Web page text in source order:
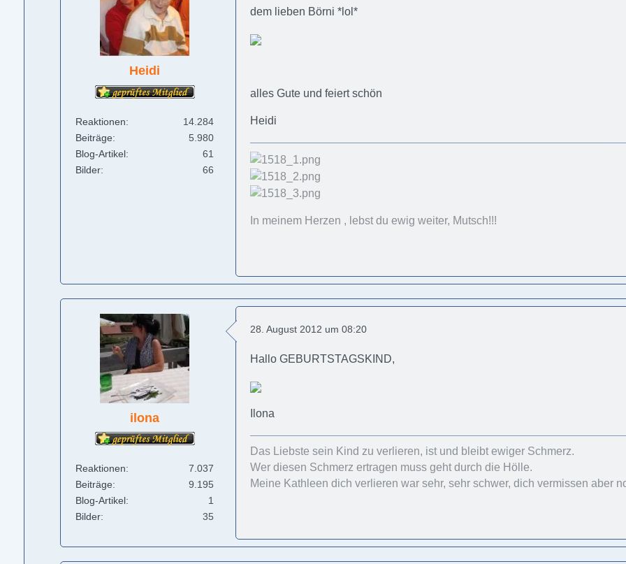
Heidi
Reaktionen
14.284
Beiträge
5.980
Blog-Artikel
61
Bilder
66
dem lieben Börni *lol*
alles Gute und feiert schön
Heidi
In meinem Herzen , lebst du ewig weiter, Mutsch!!!
ilona
Reaktionen
7.037
Beiträge
9.195
Blog-Artikel
1
Bilder
35
28. August 2012 um 08:20
Hallo GEBURTSTAGSKIND,
Ilona
Das Liebste sein Kind zu verlieren, ist und bleibt ewiger Schmerz.
Wer diesen Schmerz ertragen muss geht durch die Hölle.
Meine Kathleen dich verlieren war sehr, sehr schwer, dich vermissen aber